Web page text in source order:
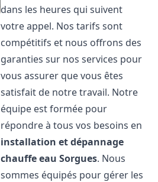
dans les heures qui suivent
votre appel. Nos tarifs sont
compétitifs et nous offrons des
garanties sur nos services pour
vous assurer que vous êtes
satisfait de notre travail. Notre
équipe est formée pour
répondre à tous vos besoins en
installation et dépannage
chauffe eau Sorgues. Nous
sommes équipés pour gérer les